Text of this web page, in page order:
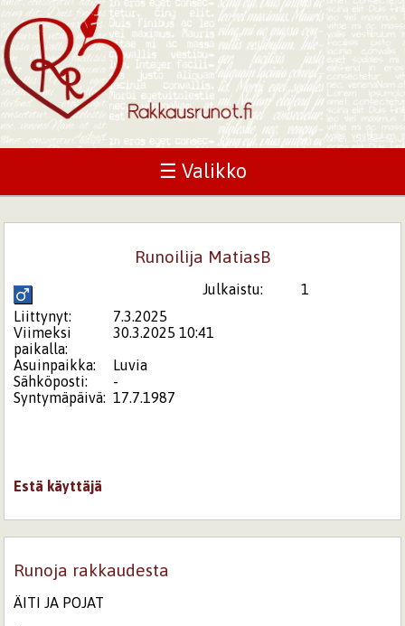
☰ Valikko
Runoilija MatiasB
Julkaistu:
1
Liittynyt:
7.3.2025
Viimeksi
paikalla:
30.3.2025 10:41
Asuinpaikka:
Luvia
Sähköposti:
-
Syntymäpäivä: 17.7.1987
Estä käyttäjä
Runoja rakkaudesta
ÄITI JA POJAT